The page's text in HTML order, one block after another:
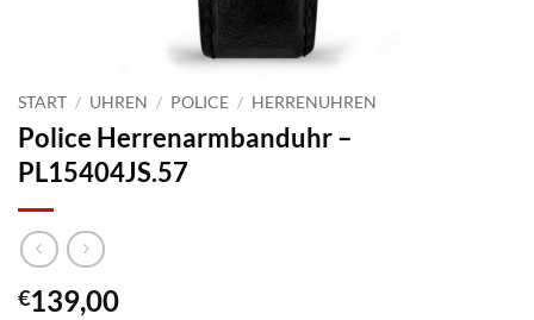
START / UHREN / POLICE / HERRENUHREN
Police Herrenarmbanduhr –
PL15404JS.57
€139,00